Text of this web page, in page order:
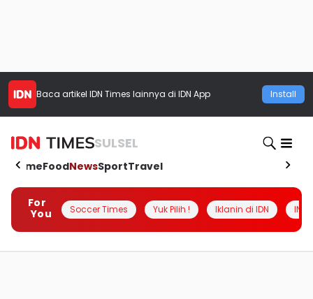
Baca artikel IDN Times lainnya di IDN App Install
SULSEL
HomeFoodNewsSportTravel
For
You
Soccer Times Yuk Pilih ! Iklanin di IDN